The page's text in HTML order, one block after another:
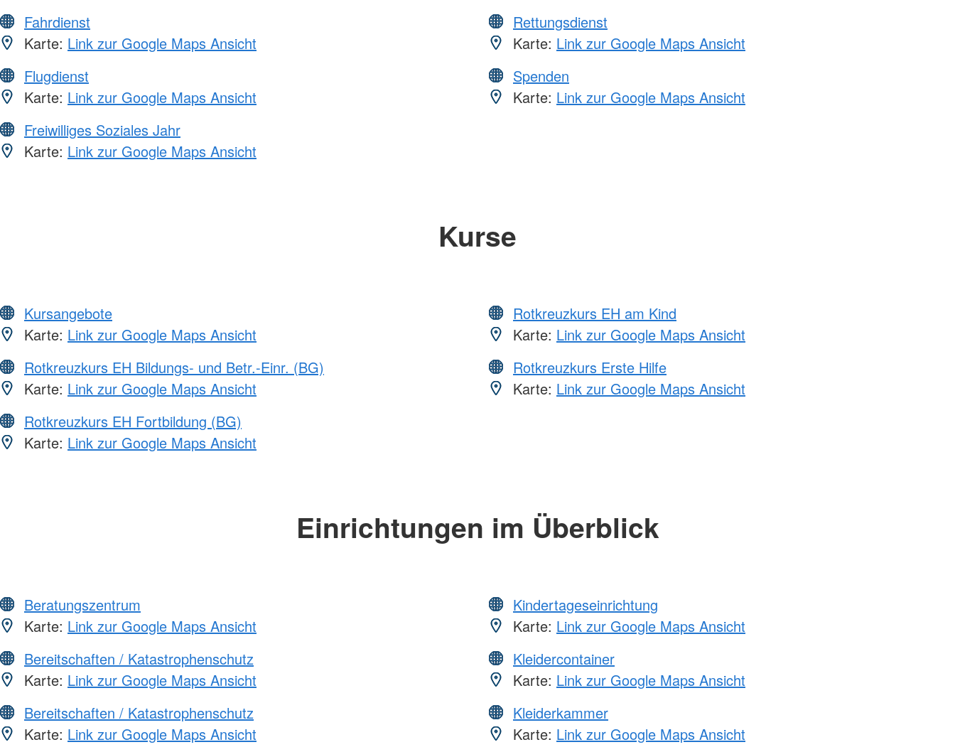
Fahrdienst
Karte: Link zur Google Maps Ansicht
Flugdienst
Karte: Link zur Google Maps Ansicht
Freiwilliges Soziales Jahr
Karte: Link zur Google Maps Ansicht
Rettungsdienst
Karte: Link zur Google Maps Ansicht
Spenden
Karte: Link zur Google Maps Ansicht
Kurse
Kursangebote
Karte: Link zur Google Maps Ansicht
Rotkreuzkurs EH Bildungs- und Betr.-Einr. (BG)
Karte: Link zur Google Maps Ansicht
Rotkreuzkurs EH Fortbildung (BG)
Karte: Link zur Google Maps Ansicht
Rotkreuzkurs EH am Kind
Karte: Link zur Google Maps Ansicht
Rotkreuzkurs Erste Hilfe
Karte: Link zur Google Maps Ansicht
Einrichtungen im Überblick
Beratungszentrum
Karte: Link zur Google Maps Ansicht
Bereitschaften / Katastrophenschutz
Karte: Link zur Google Maps Ansicht
Bereitschaften / Katastrophenschutz
Karte: Link zur Google Maps Ansicht
Kindertageseinrichtung
Karte: Link zur Google Maps Ansicht
Kleidercontainer
Karte: Link zur Google Maps Ansicht
Kleiderkammer
Karte: Link zur Google Maps Ansicht